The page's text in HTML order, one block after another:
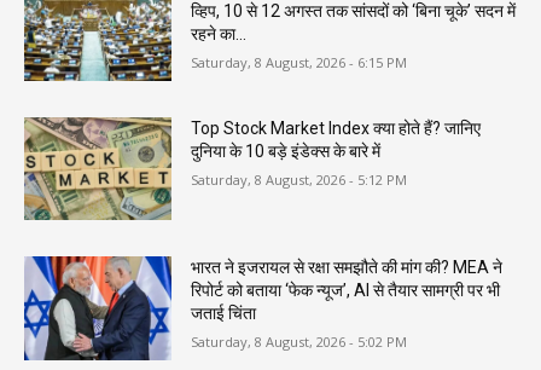
व्हिप, 10 से 12 अगस्त तक सांसदों को ‘बिना चूके’ सदन में
रहने का...
Saturday, 8 August, 2026 - 6:15 PM
Top Stock Market Index क्या होते हैं? जानिए
दुनिया के 10 बड़े इंडेक्स के बारे में
Saturday, 8 August, 2026 - 5:12 PM
भारत ने इजरायल से रक्षा समझौते की मांग की? MEA ने
रिपोर्ट को बताया ‘फेक न्यूज’, AI से तैयार सामग्री पर भी
जताई चिंता
Saturday, 8 August, 2026 - 5:02 PM